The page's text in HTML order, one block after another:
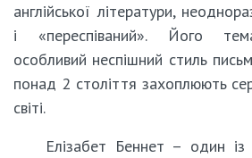
англійської літератури,
і «переспіваний». Його
особливий неспішний стиль
понад 2 століття захоплюють
світі.
Елізабет Беннет – один із